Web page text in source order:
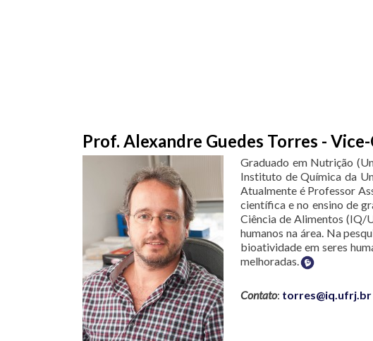
Prof. Alexandre Guedes Torres -
Graduado em Nutrição
Instituto de Química da
Atualmente é Professor
científica e no ensino de
Ciência de Alimentos (IQ/
humanos na área. Na
bioatividade em seres
melhoradas.
Contato: torres@iq.ufrj.br